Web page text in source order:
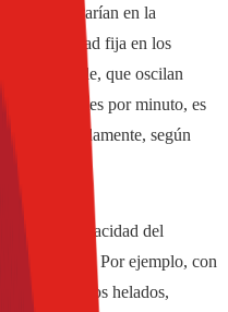
ya que varían en la
una velocidad fija en los
variable, que oscilan
150 paquetes por minuto, es
aproximadamente, según
que la capacidad del
de máquina. Por ejemplo, con
palitos helados,